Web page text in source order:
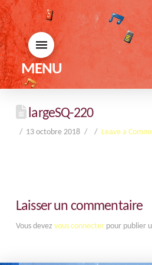
MENU
largeSQ-220
13 octobre 2018 Leave a
Laisser un commentaire
Vous devez vous connecterpour publier